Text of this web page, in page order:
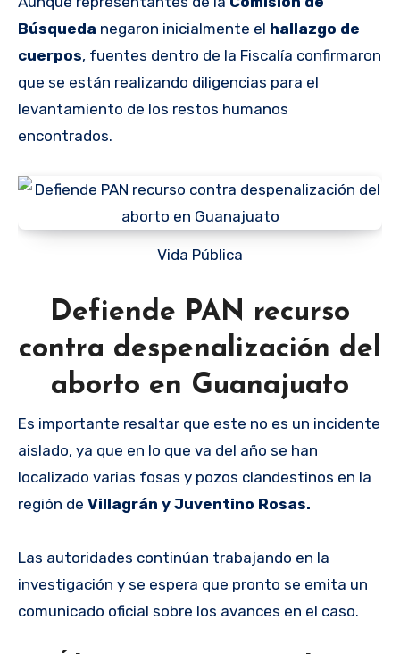
Búsqueda negaron inicialmente el hallazgo de
cuerpos, fuentes dentro de la Fiscalía confirmaron
que se están realizando diligencias para el
levantamiento de los restos humanos
encontrados.
Vida Pública
Defiende PAN recurso
contra despenalización del
aborto en Guanajuato
Es importante resaltar que este no es un incidente
aislado, ya que en lo que va del año se han
localizado varias fosas y pozos clandestinos en la
región de Villagrán y Juventino Rosas.
Las autoridades continúan trabajando en la
investigación y se espera que pronto se emita un
comunicado oficial sobre los avances en el caso.